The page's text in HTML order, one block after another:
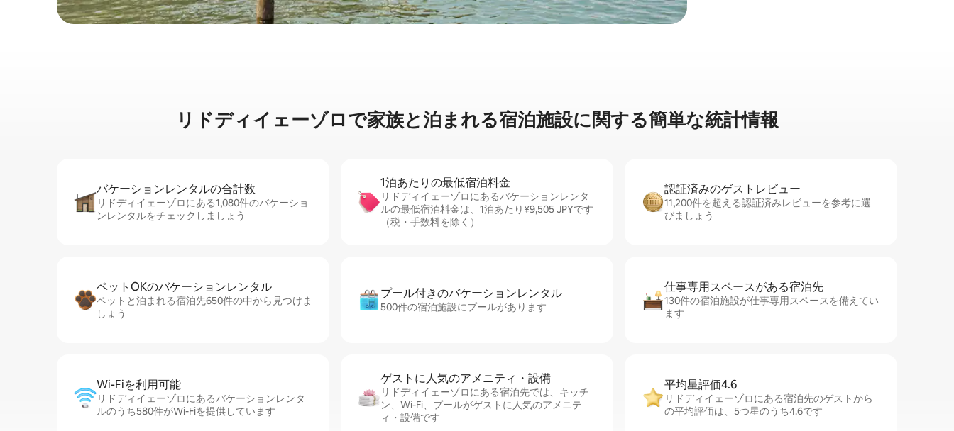
リドディイェーゾロで家⁠族⁠と泊⁠ま⁠れ⁠る宿⁠泊⁠施⁠設⁠に関⁠す⁠る簡⁠単⁠な統⁠計⁠情⁠報
バケーションレ⁠ン⁠タ⁠ル⁠の合⁠計⁠数
リドディイェーゾロにある1,080件のバケーショ
ンレンタルをチェックしましょう
1泊あたりの最⁠低⁠宿⁠泊⁠料⁠金
リドディイェーゾロにあるバケーションレンタ
ルの最低宿泊料金は、1泊あたり¥9,505 JPYです
（税・手数料を除く）
認証済みのゲ⁠ス⁠ト⁠レ⁠ビ⁠ュ⁠ー
11,200件を超える認証済みレビューを参考に選
びましょう
ペットOKのバ⁠ケ⁠ー⁠シ⁠ョ⁠ンレ⁠ン⁠タ⁠ル
ペットと泊まれる宿泊先650件の中から見つけま
しょう
プール付きのバ⁠ケ⁠ー⁠シ⁠ョ⁠ンレ⁠ン⁠タ⁠ル
500件の宿泊施設にプールがあります
仕事専用ス⁠ペ⁠ー⁠スがあ⁠る宿⁠泊⁠先
130件の宿泊施設が仕事専用スペースを備えてい
ます
Wi-Fiを利⁠用⁠可⁠能
リドディイェーゾロにあるバケーションレンタ
ルのうち580件がWi-Fiを提供しています
ゲストに人⁠気⁠のア⁠メ⁠ニ⁠テ⁠ィ・設⁠備
リドディイェーゾロにある宿泊先では、キッチ
ン、Wi-Fi、プールがゲストに人気のアメニテ
ィ・設備です
平均星評価4.6
リドディイェーゾロにある宿泊先のゲストから
の平均評価は、5つ星のうち4.6です